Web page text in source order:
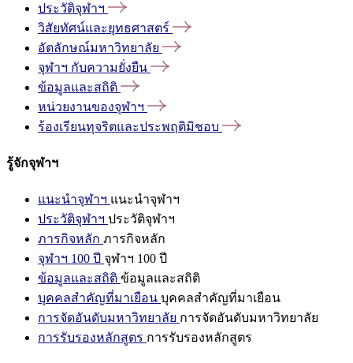
ประวัติจุฬาฯ
วิสัยทัศน์และยุทธศาสตร์
อัตลักษณ์มหาวิทยาลัย
จุฬาฯ กับความยั่งยืน
ข้อมูลและสถิติ
หน่วยงานของจุฬาฯ
ร้องเรียนทุจริตและประพฤติมิชอบ
รู้จักจุฬาฯ
แนะนำจุฬาฯ แนะนำจุฬาฯ
ประวัติจุฬาฯ ประวัติจุฬาฯ
ภารกิจหลัก ภารกิจหลัก
จุฬาฯ 100 ปี จุฬาฯ 100 ปี
ข้อมูลและสถิติ ข้อมูลและสถิติ
บุคคลสำคัญที่มาเยือน บุคคลสำคัญที่มาเยือน
การจัดอันดับมหาวิทยาลัย การจัดอันดับมหาวิทยาลัย
การรับรองหลักสูตร การรับรองหลักสูตร